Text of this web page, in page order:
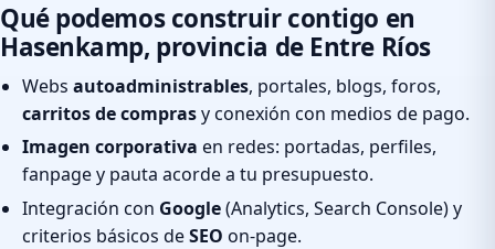
Qué podemos construir contigo en
Hasenkamp, provincia de Entre Ríos
Webs autoadministrables, portales, blogs, foros,
carritos de comprasy conexión con medios de pago.
Imagen corporativa en redes: portadas, perfiles,
fanpage y pauta acorde a tu presupuesto.
Integración con Google(Analytics, Search Console) y
criterios básicos deSEO on-page.